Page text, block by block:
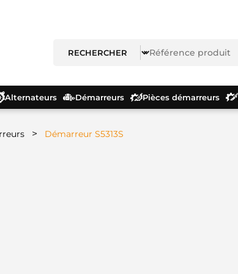
Alternateurs Démarreurs Pièces démarreurs
> Démarreur S5313S